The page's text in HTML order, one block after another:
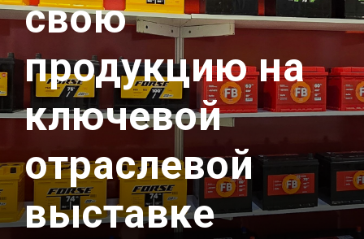
свою
продукцию на
ключевой
отраслевой
выставке